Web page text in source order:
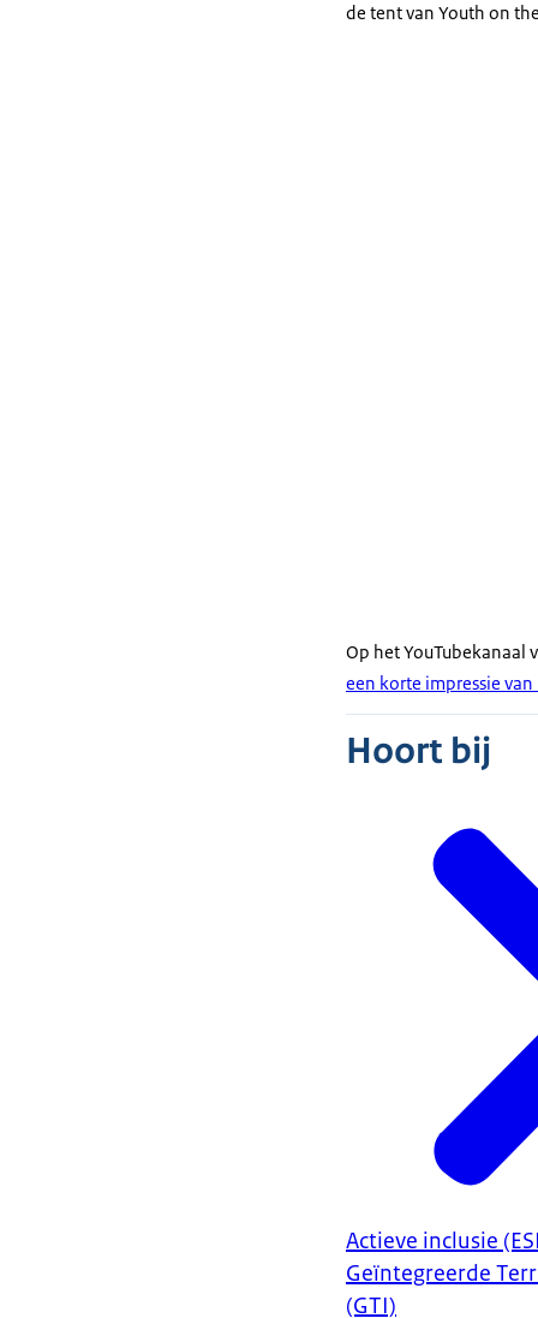
de tent van Youth on
Op het YouTubekanaal
een korte impressie van
Hoort bij
Actieve inclusie
Geïntegreerde
(GTI)